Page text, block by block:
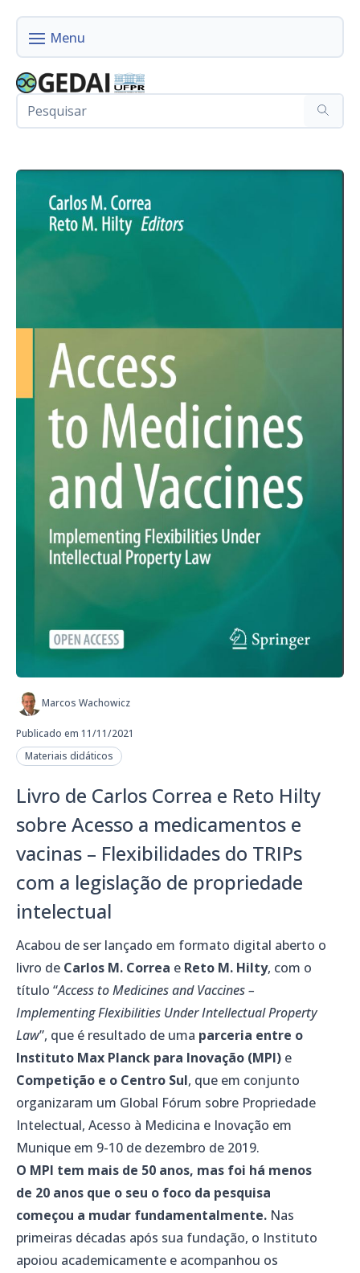
Marcos Wachowicz
Publicado em 11/11/2021
Materiais didáticos
Livro de Carlos Correa e Reto Hilty
sobre Acesso a medicamentos e
vacinas – Flexibilidades do TRIPs
com a legislação de propriedade
intelectual
Acabou de ser lançado em formato digital aberto o
livro de Carlos M. Correa e Reto M. Hilty, com o
título “Access to Medicines and Vaccines –
Implementing Flexibilities Under Intellectual Property
Law”, que é resultado de uma parceria entre o
Instituto Max Planck para Inovação (MPI) e
Competição e o Centro Sul, que em conjunto
organizaram um Global Fórum sobre Propriedade
Intelectual, Acesso à Medicina e Inovação em
Munique em 9-10 de dezembro de 2019.
O MPI tem mais de 50 anos, mas foi há menos
de 20 anos que o seu o foco da pesquisa
começou a mudar fundamentalmente. Nas
primeiras décadas após sua fundação, o Instituto
apoiou academicamente e acompanhou os